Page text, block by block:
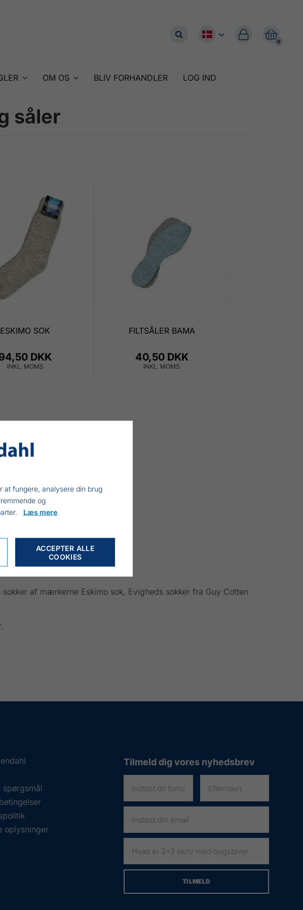

0

OM OS BLIV FORHANDLER LOG IND
såler
ESKIMO SOK
DKK
INKL. MOMS
FILTSÅLER BAMA
40,50 DKK
INKL. MOMS
af mærkerne Eskimo sok, Evigheds sokker fra Guy Cotten
spørgsmål
oplysninger
Tilmeld dig vores nyhedsbrev
at fungere, analysere din brug
og
Læs mere
ACCEPTER ALLE
COOKIES